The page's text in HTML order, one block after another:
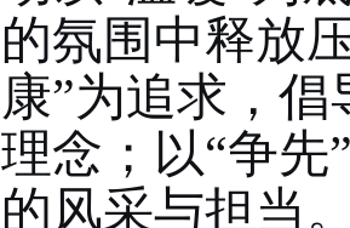
的氛围中释放
康”为追求，
理念；以“争先
的风采与担当